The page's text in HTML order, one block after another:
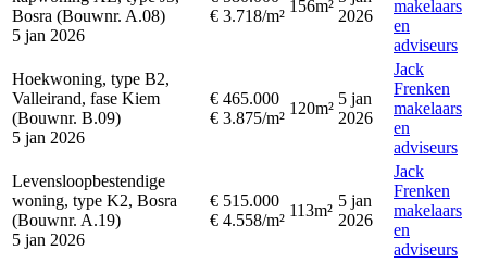
Bosra (Bouwnr. A.08)
5 jan 2026
€ 3.718/m²
156m²
2026
makelaars
en
adviseurs
Hoekwoning, type B2,
Valleirand, fase Kiem
(Bouwnr. B.09)
5 jan 2026
€ 465.000
€ 3.875/m²
120m²
5 jan
2026
Jack
Frenken
makelaars
en
adviseurs
Levensloopbestendige
woning, type K2, Bosra
(Bouwnr. A.19)
5 jan 2026
€ 515.000
€ 4.558/m²
113m²
5 jan
2026
Jack
Frenken
makelaars
en
adviseurs